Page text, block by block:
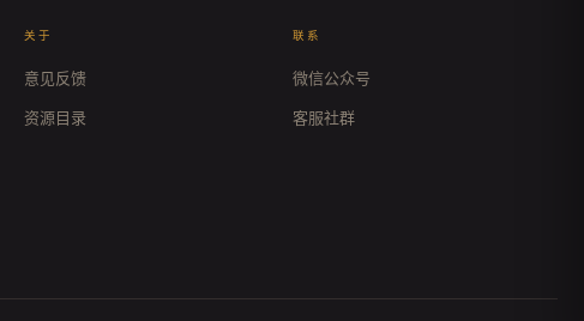
关于
意见反馈
资源目录
联系
微信公众号
客服社群